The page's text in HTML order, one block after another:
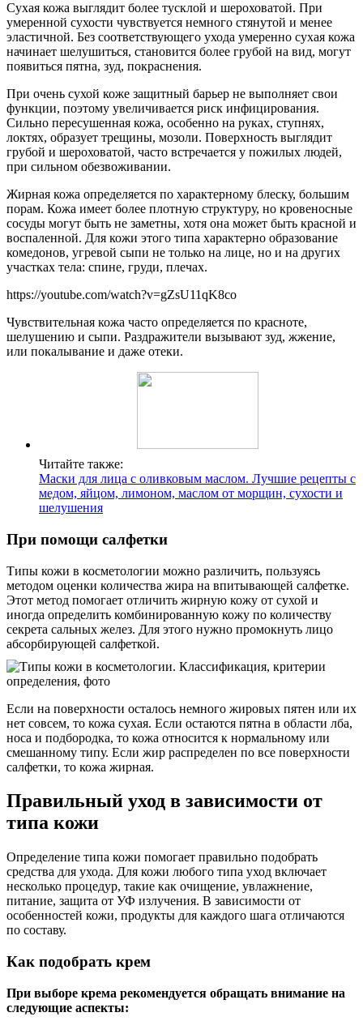
Сухая кожа выглядит более тусклой и шероховатой. При
умеренной сухости чувствуется немного стянутой и менее
эластичной. Без соответствующего ухода умеренно сухая кожа
начинает шелушиться, становится более грубой на вид, могут
появиться пятна, зуд, покраснения.
При очень сухой коже защитный барьер не выполняет свои
функции, поэтому увеличивается риск инфицирования.
Сильно пересушенная кожа, особенно на руках, ступнях,
локтях, образует трещины, мозоли. Поверхность выглядит
грубой и шероховатой, часто встречается у пожилых людей,
при сильном обезвоживании.
Жирная кожа определяется по характерному блеску, большим
порам. Кожа имеет более плотную структуру, но кровеносные
сосуды могут быть не заметны, хотя она может быть красной и
воспаленной. Для кожи этого типа характерно образование
комедонов, угревой сыпи не только на лице, но и на других
участках тела: спине, груди, плечах.
https://youtube.com/watch?v=gZsU11qK8co
Чувствительная кожа часто определяется по красноте,
шелушению и сыпи. Раздражители вызывают зуд, жжение,
или покалывание и даже отеки.
Читайте также:
Маски для лица с оливковым маслом. Лучшие рецепты с
медом, яйцом, лимоном, маслом от морщин, сухости и
шелушения
При помощи салфетки
Типы кожи в косметологии можно различить, пользуясь
методом оценки количества жира на впитывающей салфетке.
Этот метод помогает отличить жирную кожу от сухой и
иногда определить комбинированную кожу по количеству
секрета сальных желез. Для этого нужно промокнуть лицо
абсорбирующей салфеткой.
Если на поверхности осталось немного жировых пятен или их
нет совсем, то кожа сухая. Если остаются пятна в области лба,
носа и подбородка, то кожа относится к нормальному или
смешанному типу. Если жир распределен по все поверхности
салфетки, то кожа жирная.
Правильный уход в зависимости от
типа кожи
Определение типа кожи помогает правильно подобрать
средства для ухода. Для кожи любого типа уход включает
несколько процедур, такие как очищение, увлажнение,
питание, защита от УФ излучения. В зависимости от
особенностей кожи, продукты для каждого шага отличаются
по составу.
Как подобрать крем
При выборе крема рекомендуется обращать внимание на
следующие аспекты: